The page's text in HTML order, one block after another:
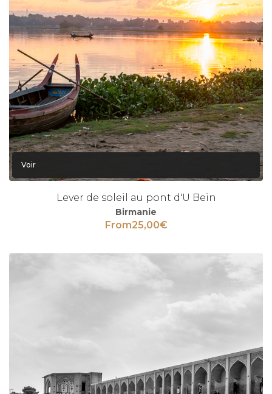
Voir
Lever de soleil au pont d'U Bein
Birmanie
From25,00€